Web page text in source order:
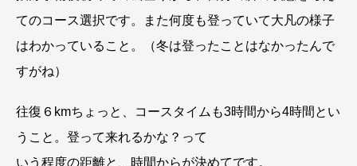
てのコース選択です。また何度も登っていて大凡の様子
はわかっていること。（冬は登ったことはなかったんで
すがね）
往復６kmちょっと、コースタイムも3時間から4時間とい
うこと。登って来れるかな？って
いう程度の距離と、時間からが決めてです。